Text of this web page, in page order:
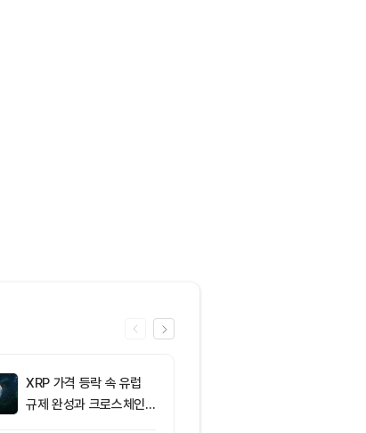
XRP 가격 등락 속 유럽
규제 완성과 크로스체인